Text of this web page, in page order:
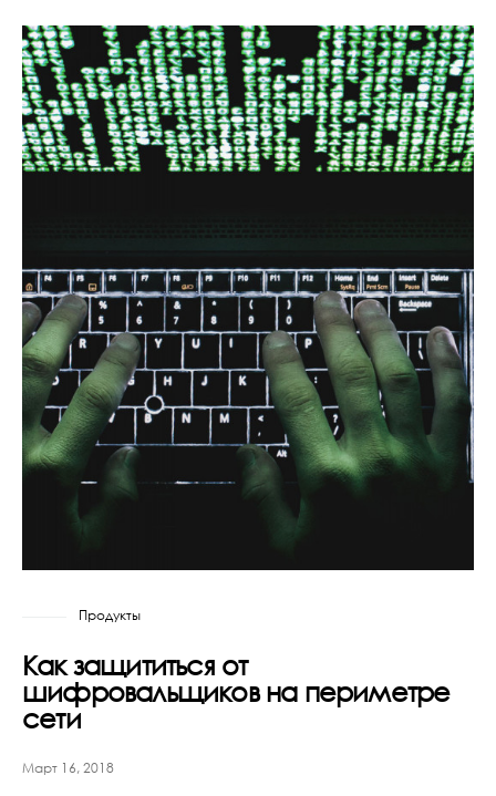
Продукты
Как защититься от
шифровальщиков на периметре
сети
Март 16, 2018